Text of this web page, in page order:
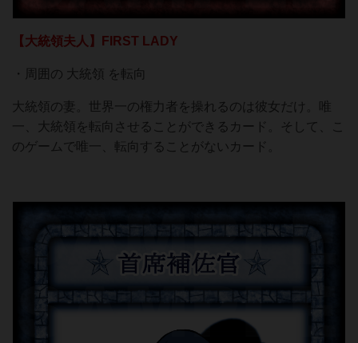
【大統領夫人】FIRST LADY
・周囲の 大統領 を転向
大統領の妻。世界一の権力者を操れるのは彼女だけ。唯
一、大統領を転向させることができるカード。そして、こ
のゲームで唯一、転向することがないカード。